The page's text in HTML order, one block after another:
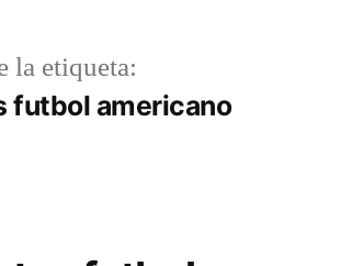
la etiqueta:
futbol americano